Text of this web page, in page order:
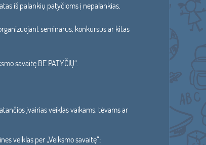
iš palankių patyčioms į nepalankias.
seminarus, konkursus ar kitas
savaitę BE PATYČIŲ“.
įvairias veiklas vaikams, tėvams ar
veiklas per „Veiksmo savaitę“;